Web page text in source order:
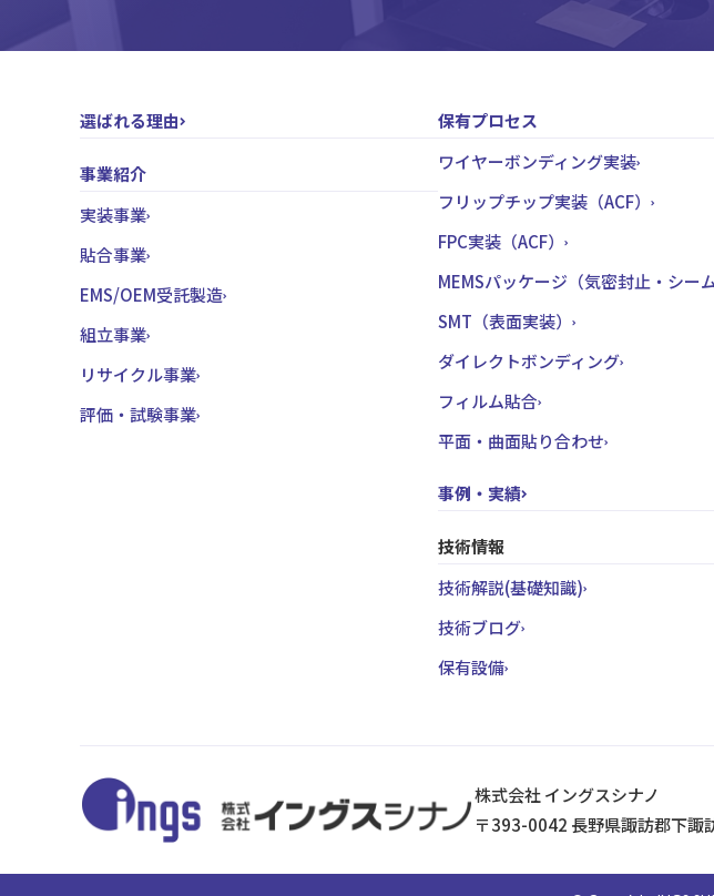
選ばれる理由
事業紹介
実装事業
貼合事業
EMS/OEM受託製造
組立事業
リサイクル事業
評価・試験事業
保有プロセス
ワイヤーボンディング実装
フリップチップ実装（ACF）
FPC実装（ACF）
MEMSパッケージ（気密封止・シーム
SMT（表面実装）
ダイレクトボンディング
フィルム貼合
平面・曲面貼り合わせ
事例・実績
技術情報
技術解説(基礎知識)
技術ブログ
保有設備
株式会社 イングスシナノ
〒393-0042 長野県諏訪郡下諏